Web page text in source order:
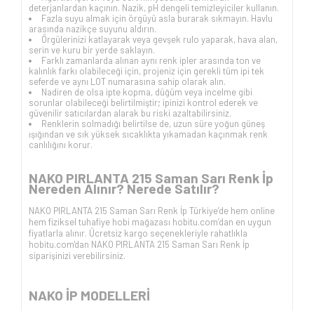
deterjanlardan kaçının. Nazik, pH dengeli temizleyiciler kullanın.
Fazla suyu almak için örgüyü asla burarak sıkmayın. Havlu
arasında nazikçe suyunu aldırın.
Örgülerinizi katlayarak veya gevşek rulo yaparak, hava alan,
serin ve kuru bir yerde saklayın.
Farklı zamanlarda alınan aynı renk ipler arasında ton ve
kalınlık farkı olabileceği için, projeniz için gerekli tüm ipi tek
seferde ve aynı LOT numarasına sahip olarak alın.
Nadiren de olsa ipte kopma, düğüm veya incelme gibi
sorunlar olabileceği belirtilmiştir; ipinizi kontrol ederek ve
güvenilir satıcılardan alarak bu riski azaltabilirsiniz.
Renklerin solmadığı belirtilse de, uzun süre yoğun güneş
ışığından ve sık yüksek sıcaklıkta yıkamadan kaçınmak renk
canlılığını korur.
NAKO PIRLANTA 215 Saman Sarı Renk İp
Nereden Alınır? Nerede Satılır?
NAKO PIRLANTA 215 Saman Sarı Renk İp Türkiye’de hem online
hem fiziksel tuhafiye hobi mağazası hobitu.com’dan en uygun
fiyatlarla alınır. Ücretsiz kargo seçenekleriyle rahatlıkla
hobitu.com'dan NAKO PIRLANTA 215 Saman Sarı Renk İp
siparişinizi verebilirsiniz.
NAKO İP MODELLERİ